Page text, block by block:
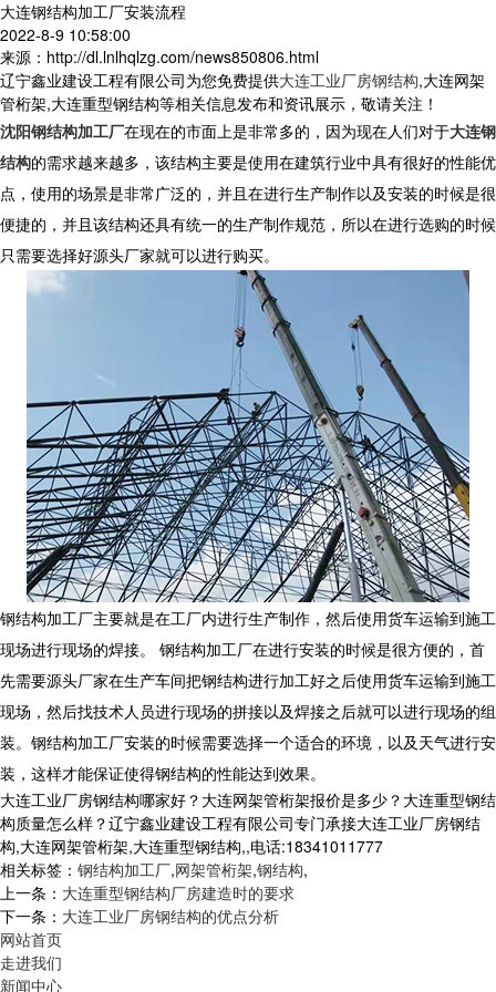
大连钢结构加工厂安装流程
2022-8-9 10:58:00
来源：http://dl.lnlhqlzg.com/news850806.html
辽宁鑫业建设工程有限公司为您免费提供大连工业厂房钢结构,大连网架
管桁架,大连重型钢结构等相关信息发布和资讯展示，敬请关注！
沈阳钢结构加工厂在现在的市面上是非常多的，因为现在人们对于大连钢
结构的需求越来越多，该结构主要是使用在建筑行业中具有很好的性能优
点，使用的场景是非常广泛的，并且在进行生产制作以及安装的时候是很
便捷的，并且该结构还具有统一的生产制作规范，所以在进行选购的时候
只需要选择好源头厂家就可以进行购买。
钢结构加工厂主要就是在工厂内进行生产制作，然后使用货车运输到施工
现场进行现场的焊接。 钢结构加工厂在进行安装的时候是很方便的，首
先需要源头厂家在生产车间把钢结构进行加工好之后使用货车运输到施工
现场，然后找技术人员进行现场的拼接以及焊接之后就可以进行现场的组
装。钢结构加工厂安装的时候需要选择一个适合的环境，以及天气进行安
装，这样才能保证使得钢结构的性能达到效果。
大连工业厂房钢结构哪家好？大连网架管桁架报价是多少？大连重型钢结
构质量怎么样？辽宁鑫业建设工程有限公司专门承接大连工业厂房钢结
构,大连网架管桁架,大连重型钢结构,,电话:18341011777
相关标签： 钢结构加工厂,网架管桁架,钢结构,
上一条： 大连重型钢结构厂房建造时的要求
下一条： 大连工业厂房钢结构的优点分析
网站首页
走进我们
新闻中心